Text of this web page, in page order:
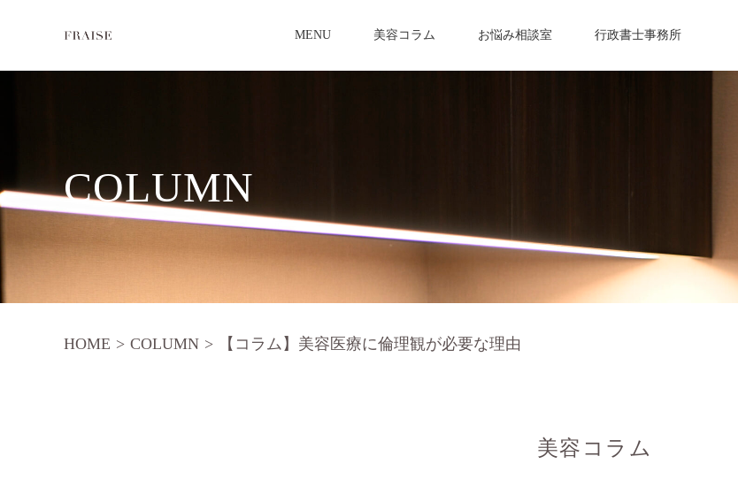
MENU 美容コラム お悩み相談室 行政書士事務所
COLUMN
HOME > COLUMN > 【コラム】美容医療に倫理観が必要な理由
美容コラム